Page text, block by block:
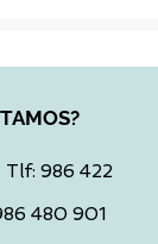
Tlf: 986 422
480 901